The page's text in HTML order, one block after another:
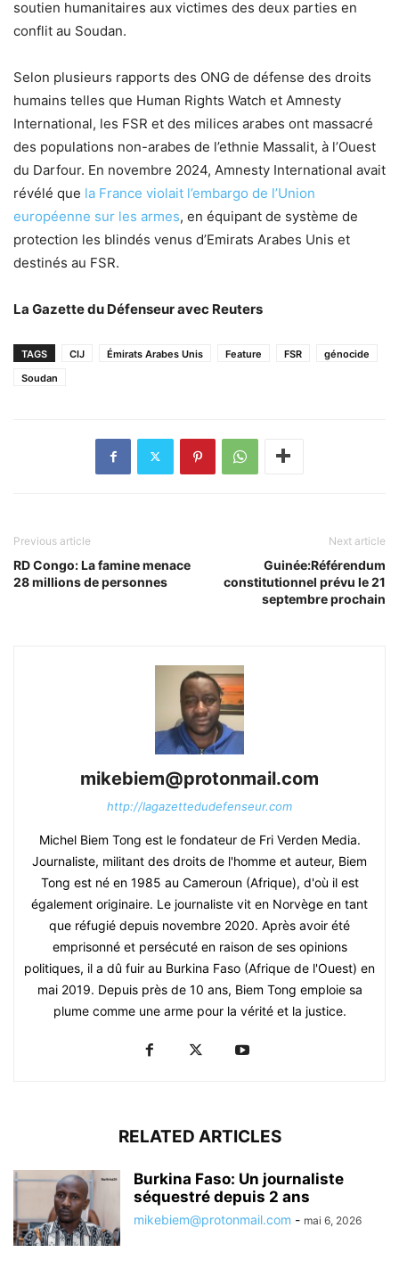
soutien humanitaires aux victimes des deux parties en
conflit au Soudan.
Selon plusieurs rapports des ONG de défense des droits
humains telles que Human Rights Watch et Amnesty
International, les FSR et des milices arabes ont massacré
des populations non-arabes de l’ethnie Massalit, à l’Ouest
du Darfour. En novembre 2024, Amnesty International avait
révélé que la France violait l’embargo de l’Union
européenne sur les armes, en équipant de système de
protection les blindés venus d’Emirats Arabes Unis et
destinés au FSR.
La Gazette du Défenseur avec Reuters
TAGS CIJ Émirats Arabes Unis Feature FSR
génocide
Soudan
Previous article
RD Congo: La famine menace
28 millions de personnes
Next article
Guinée:Référendum
constitutionnel prévu le 21
septembre prochain
mikebiem@protonmail.com
http://lagazettedudefenseur.com
Michel Biem Tong est le fondateur de Fri Verden Media.
Journaliste, militant des droits de l'homme et auteur, Biem
Tong est né en 1985 au Cameroun (Afrique), d'où il est
également originaire. Le journaliste vit en Norvège en tant
que réfugié depuis novembre 2020. Après avoir été
emprisonné et persécuté en raison de ses opinions
politiques, il a dû fuir au Burkina Faso (Afrique de l'Ouest) en
mai 2019. Depuis près de 10 ans, Biem Tong emploie sa
plume comme une arme pour la vérité et la justice.
RELATED ARTICLES
Burkina Faso: Un journaliste
séquestré depuis 2 ans
mikebiem@protonmail.com - mai 6, 2026